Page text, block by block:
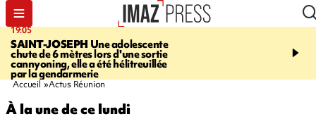
19:05
SAINT-JOSEPH Une adolescente
chute de 6 mètres lors d'une sortie
cannyoning, elle a été hélitreuillée
par la gendarmerie
20:44
rouée de coups,
Accueil Actus Réunion
À la une de ce lundi